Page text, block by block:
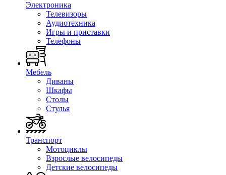
Электроника
Телевизоры
Аудиотехника
Игры и приставки
Телефоны
Мебель
Диваны
Шкафы
Столы
Стулья
Транспорт
Мотоциклы
Взрослые велосипеды
Детские велосипеды